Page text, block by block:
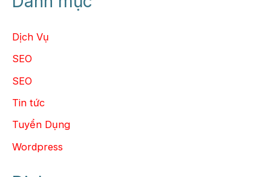
Dịch Vụ
SEO
SEO
Tin tức
Tuyển Dụng
Wordpress